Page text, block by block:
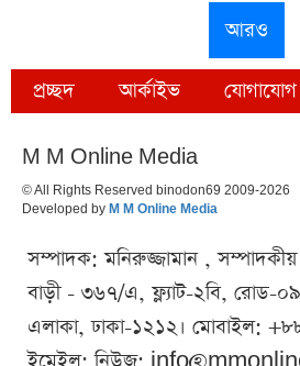
আরও
প্রচ্ছদ আর্কাইভ যোগাযোগ
M M Online Media
© All Rights Reserved binodon69 2009-2026
Developed by M M Online Media
সম্পাদক: মনিরুজ্জামান , সম্পাদকীয়
বাড়ী - ৩৬৭/এ, ফ্ল্যাট-২বি, রোড-
এলাকা, ঢাকা-১২১২। মোবাইল: